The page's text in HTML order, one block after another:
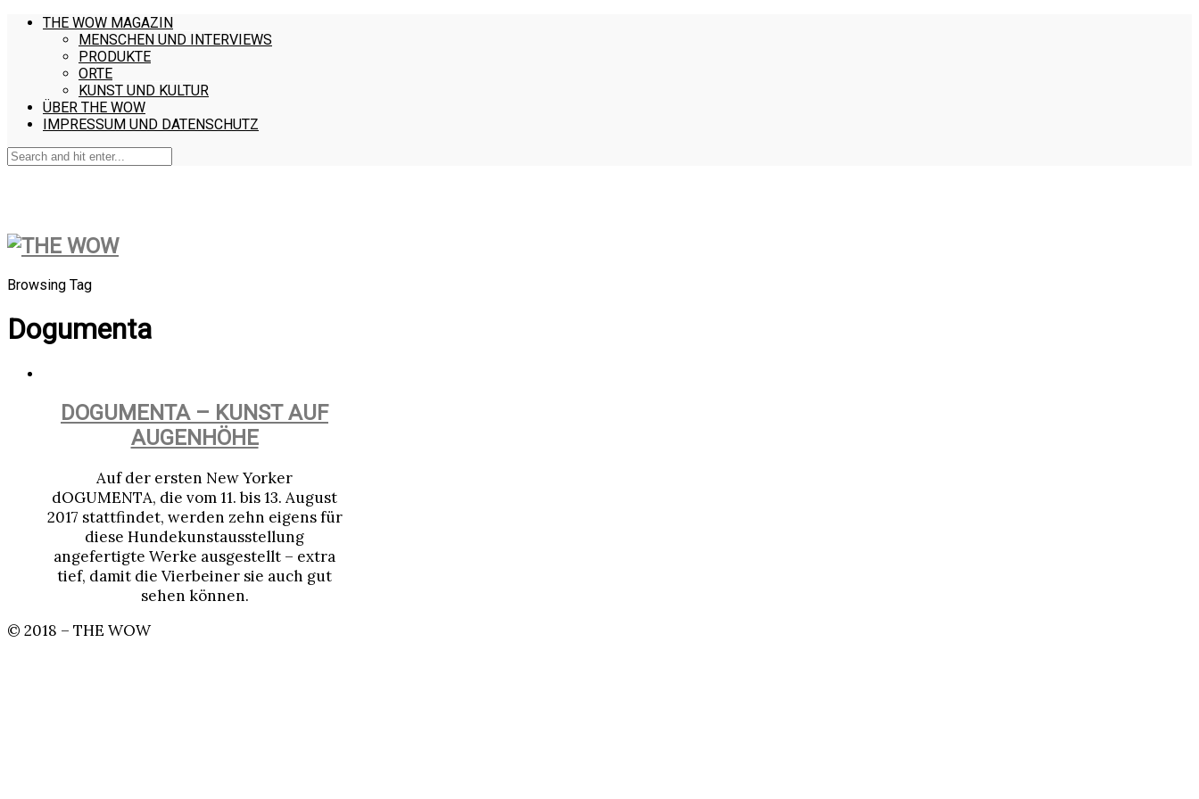
THE WOW MAGAZIN
MENSCHEN UND INTERVIEWS
PRODUKTE
ORTE
KUNST UND KULTUR
ÜBER THE WOW
IMPRESSUM UND DATENSCHUTZ
Browsing Tag
Dogumenta
DOGUMENTA – KUNST AUF
AUGENHÖHE
Auf der ersten New Yorker
dOGUMENTA, die vom 11. bis 13. August
2017 stattfindet, werden zehn eigens für
diese Hundekunstausstellung
angefertigte Werke ausgestellt – extra
tief, damit die Vierbeiner sie auch gut
sehen können.
© 2018 – THE WOW